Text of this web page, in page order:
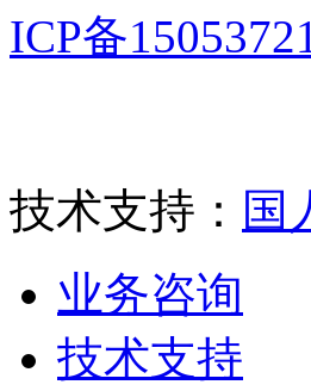
ICP备
技术支持： 国
业务咨询
技术支持